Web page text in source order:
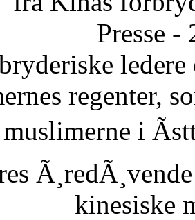
Presse -
ledere
regenter,
i
kinesiske